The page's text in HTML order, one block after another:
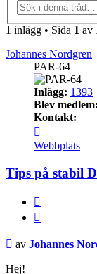
1 inlägg • Sida 1 av
Johannes Nordgren
PAR-64
Inlägg: 1393
Blev medlem:
Kontakt:
Johannes
Nordgren
Webbplats
Tips på stabil
Inlägg
av Johannes
Hej!